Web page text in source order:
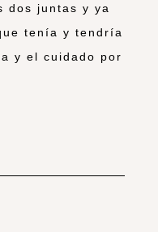
dos juntas y ya
tenía y tendría
y el cuidado por